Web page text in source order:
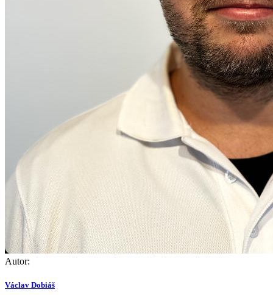
Autor:
Václav Dobiáš